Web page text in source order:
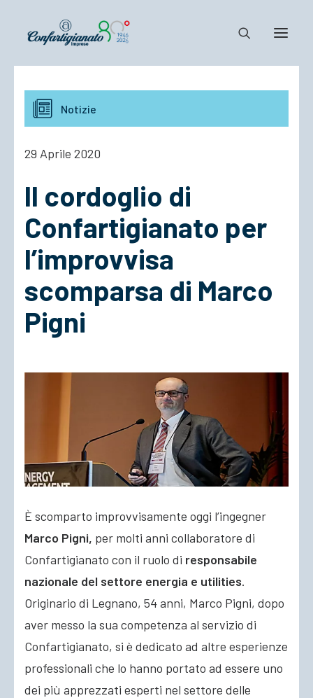
Notizie e Documenti
Confartigianato
Cosa Facciamo
Notizie
29 Aprile 2020
Il cordoglio di
Confartigianato per
l’improvvisa
scomparsa di Marco
Pigni
È scomparto improvvisamente oggi l’ingegner
Marco Pigni, per molti anni collaboratore di
Confartigianato con il ruolo di responsabile
nazionale del settore energia e utilities.
Originario di Legnano, 54 anni, Marco Pigni, dopo
aver messo la sua competenza al servizio di
Confartigianato, si è dedicato ad altre esperienze
professionali che lo hanno portato ad essere uno
dei più apprezzati esperti nel settore delle